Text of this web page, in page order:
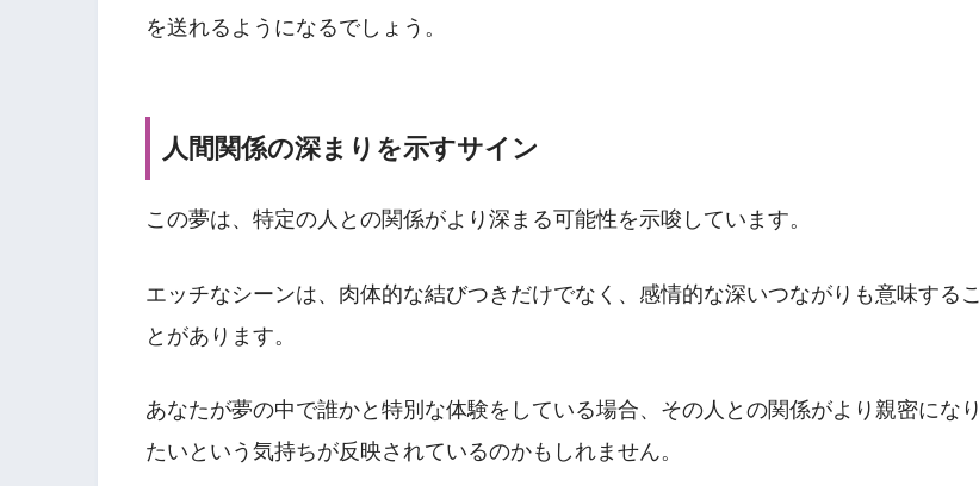
を送れるようになるでしょう。
人間関係の深まりを示すサイン
この夢は、特定の人との関係がより深まる可能性を示唆しています。
エッチなシーンは、肉体的な結びつきだけでなく、感情的な深いつながりも意味するこ
とがあります。
あなたが夢の中で誰かと特別な体験をしている場合、その人との関係がより親密になり
たいという気持ちが反映されているのかもしれません。